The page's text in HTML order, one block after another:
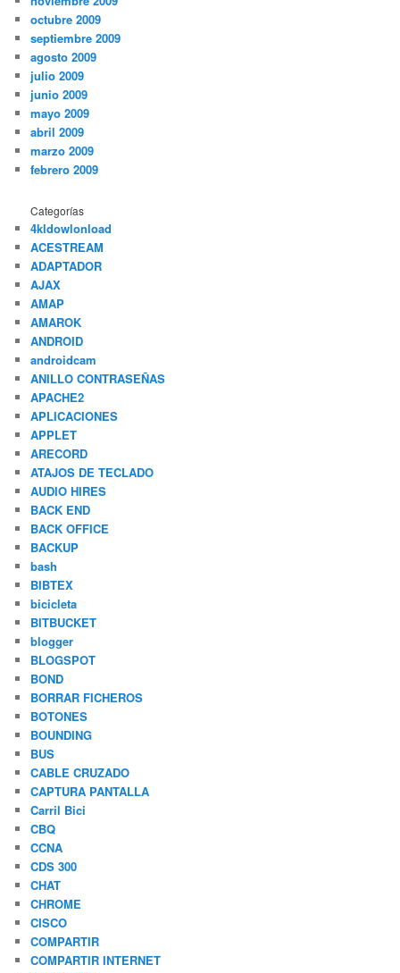
octubre 2009
septiembre 2009
agosto 2009
julio 2009
junio 2009
mayo 2009
abril 2009
marzo 2009
febrero 2009
Categorías
4kldowlonload
ACESTREAM
ADAPTADOR
AJAX
AMAP
AMAROK
ANDROID
androidcam
ANILLO CONTRASEÑAS
APACHE2
APLICACIONES
APPLET
ARECORD
ATAJOS DE TECLADO
AUDIO HIRES
BACK END
BACK OFFICE
BACKUP
bash
BIBTEX
bicicleta
BITBUCKET
blogger
BLOGSPOT
BOND
BORRAR FICHEROS
BOTONES
BOUNDING
BUS
CABLE CRUZADO
CAPTURA PANTALLA
Carril Bici
CBQ
CCNA
CDS 300
CHAT
CHROME
CISCO
COMPARTIR
COMPARTIR INTERNET